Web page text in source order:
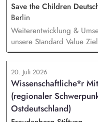
Save the Children
Berlin
Weiterentwicklung &
unsere Standard Value
postalischen Mailing-
und Spendenaufrufe
unserer Donor Journeys.
Print Kommunikation in
Brand, Content &
Content/Texten für andere
20. Juli 2026
Wissenschaftliche*r
(regionaler
Ostdeutschland)